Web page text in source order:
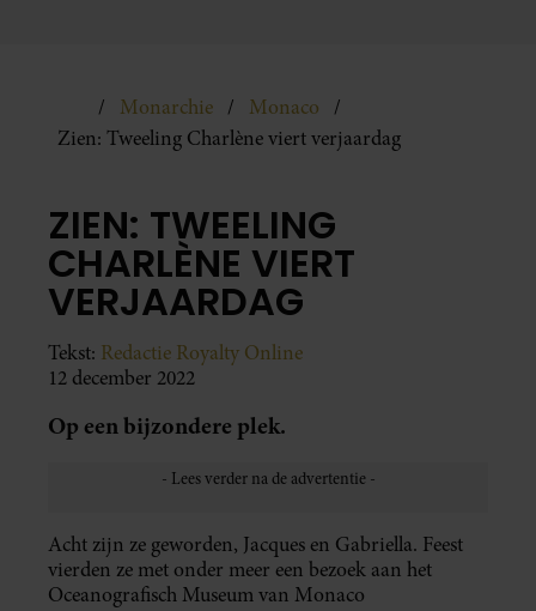
Monarchie
Monaco
Zien: Tweeling Charlène viert verjaardag
ZIEN: TWEELING
CHARLÈNE VIERT
VERJAARDAG
Tekst: Redactie Royalty Online
12 december 2022
Op een bijzondere plek.
Acht zijn ze geworden, Jacques en Gabriella. Feest
vierden ze met onder meer een bezoek aan het
Oceanografisch Museum van Monaco